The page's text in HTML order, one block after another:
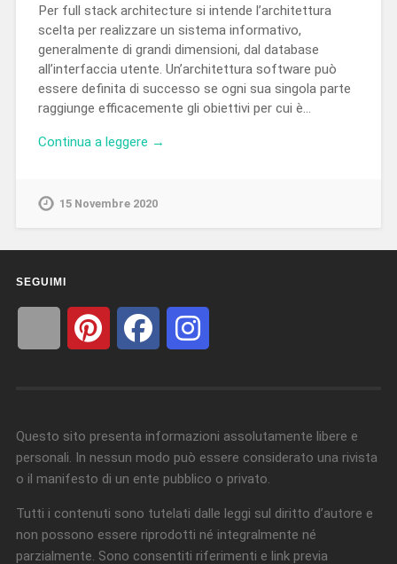
Per full stack architecture si intende l’architettura
scelta per realizzare un sistema informativo,
generalmente di grandi dimensioni, dal database
all’interfaccia utente. Un’architettura software può
essere definita di successo se ogni sua singola parte
raggiunge efficacemente gli obiettivi per cui è…
Continua a leggere →
15 Novembre 2020
SEGUIMI
Questo sito presenta informazioni assolutamente libere e
personali. In nessun modo può essere considerato una rivista
o il manifesto di un ente pubblico o privato.
Tutti i contenuti sono tutelati dalle leggi sul diritto d’autore e
non possono essere riprodotti né integralmente né
parzialmente. Sono consentiti riferimenti e link previa